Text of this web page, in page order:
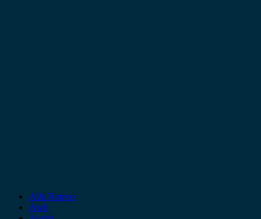
Alfa Romeo
Audi